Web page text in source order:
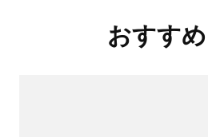
おすすめ